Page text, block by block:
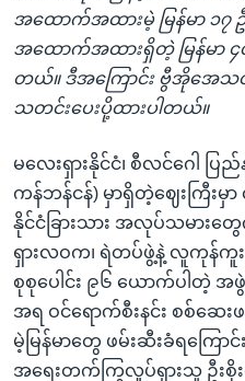
အထောက်အထားမဲ့ မြန်မာ ၁၇ ဦး
အထောက်အထားရှိတဲ့ မြန်မာ
တယ်။ ဒီအကြောင်း ဗွီအိုအေသ
သတင်းပေးပို့ထားပါတယ်။
မလေးရှားနိုင်ငံ၊ စီလင်ဂေါ ပြည်
ကန်ဘန်ငန်) မှာရှိတဲ့ဈေးကြီးမှ
နိုင်ငံခြားသား အလုပ်သမားတွ
ရှားလဝက၊ ရဲတပ်ဖွဲ့နဲ့ လူကုန်ကူး
စုစုပေါင်း ၉၆ ယောက်ပါတဲ့ အ
အရ ဝင်ရောက်စီးနင်း စစ်ဆေ
မဲ့မြန်မာတွေ ဖမ်းဆီးခံရကြောင်
အရေးတက်ကြွလှုပ်ရှားသူ ဦးစို